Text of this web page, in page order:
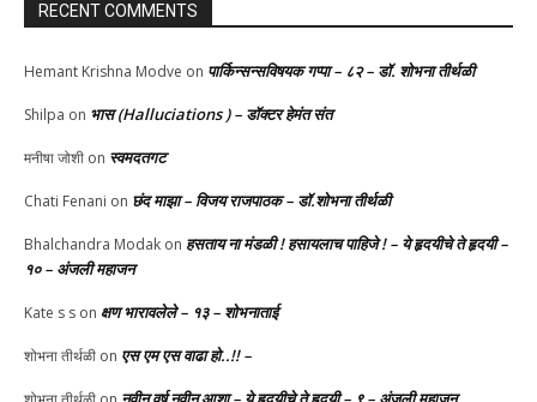
RECENT COMMENTS
Hemant Krishna Modve on पार्किन्सन्सविषयक गप्पा – ८२ – डॉ. शोभना तीर्थळी
Shilpa on भास (Halluciations ) – डॉक्टर हेमंत संत
मनीषा जोशी on स्वमदतगट
Chati Fenani on छंद माझा – विजय राजपाठक – डॉ.शोभना तीर्थळी
Bhalchandra Modak on हसताय ना मंडळी‌ ! हसायलाच पाहिजे ! – ये हृदयीचे ते हृदयी –
१० – अंजली महाजन
Kate s s on क्षण भारावलेले – १३ – शोभनाताई
शोभना तीर्थळी on एस एम एस वाढा हो..!! –